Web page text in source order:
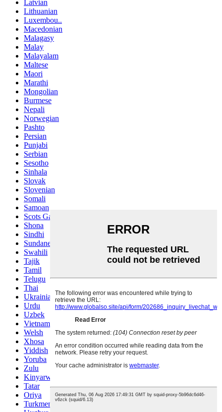
Latvian
Lithuanian
Luxembou..
Macedonian
Malagasy
Malay
Malayalam
Maltese
Maori
Marathi
Mongolian
Burmese
Nepali
Norwegian
Pashto
Persian
Punjabi
Serbian
Sesotho
Sinhala
Slovak
Slovenian
Somali
Samoan
Scots Gaelic
Shona
Sindhi
Sundanese
Swahili
Tajik
Tamil
Telugu
Thai
Ukrainian
Urdu
Uzbek
Vietnamese
Welsh
Xhosa
Yiddish
Yoruba
Zulu
Kinyarwanda
Tatar
Oriya
Turkmen